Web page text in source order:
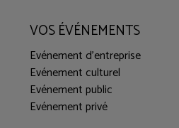
VOS ÉVÉNEMENTS
Evénement d'entreprise
Evénement culturel
Evénement public
Evénement privé